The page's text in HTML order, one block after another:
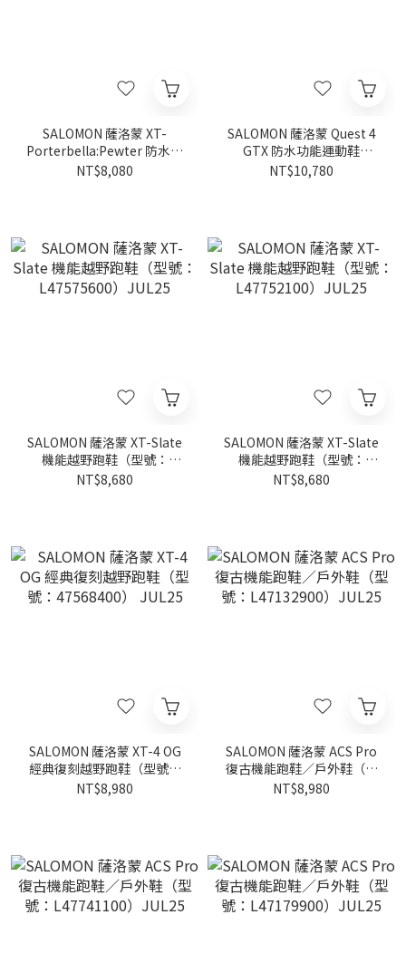
SALOMON 薩洛蒙 XT-
Porterbella:Pewter 防水路
跑運動鞋 JUL25
NT$8,080
SALOMON 薩洛蒙 Quest 4
GTX 防水功能運動鞋
(L41292600) JUL25
NT$10,780
SALOMON 薩洛蒙 XT-Slate
機能越野跑鞋（型號：
L47575600）JUL25
NT$8,680
SALOMON 薩洛蒙 XT-Slate
機能越野跑鞋（型號：
L47752100）JUL25
NT$8,680
SALOMON 薩洛蒙 XT-4 OG
經典復刻越野跑鞋（型號：
47568400） JUL25
NT$8,980
SALOMON 薩洛蒙 ACS Pro
復古機能跑鞋／戶外鞋（型
號：L47132900）JUL25
NT$8,980